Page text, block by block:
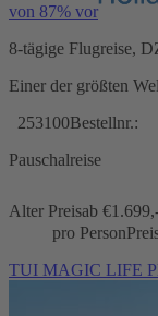
von 87% vor
8-tägige Flugreise,
Einer der größten
253100Bestellnr.:
Pauschalreise
Alter Preisab €
pro Person
TUI MAGIC LIFE